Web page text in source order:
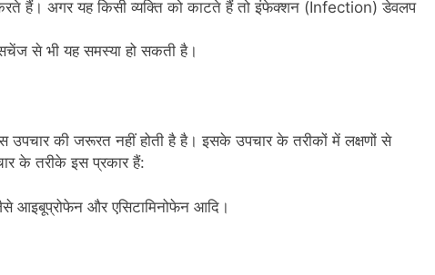
हैं। अगर यह किसी व्यक्ति को काटते हैं तो इंफेक्शन (Infection) डेवलप
से भी यह समस्या हो सकती है।
उपचार की जरूरत नहीं होती है है। इसके उपचार के तरीकों में लक्षणों से
के तरीके इस प्रकार हैं:
आइबूप्रोफेन और एसिटामिनोफेन आदि।